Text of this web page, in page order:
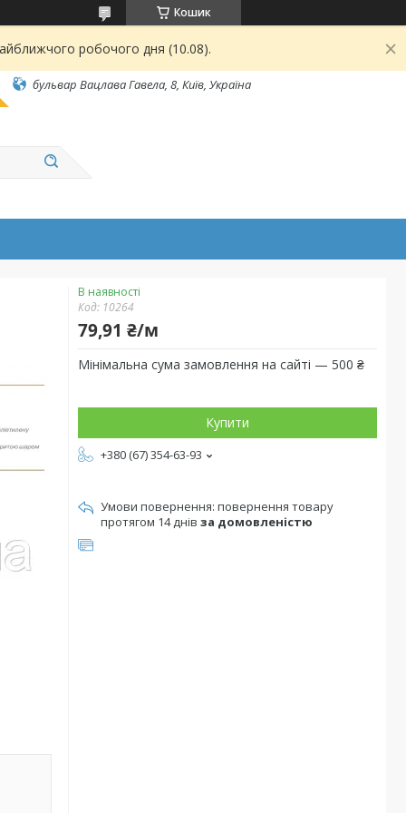
Кошик
робочого дня (10.08).
бульвар Вацлава Гавела, 8, Київ, Україна
В наявності
Код: 10264
79,91 ₴/м
Мінімальна сума замовлення на сайті — 500 ₴
Купити
+380 (67) 354-63-93
повернення товару
протягом 14 днів за домовленістю